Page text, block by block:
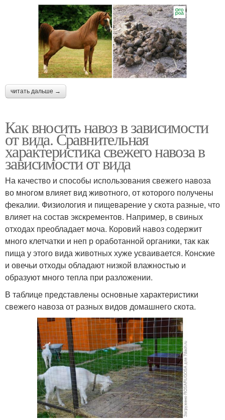
читать дальше →
Как вносить навоз в зависимости
от вида. Сравнительная
характеристика свежего навоза в
зависимости от вида
На качество и способы использования свежего навоза
во многом влияет вид животного, от которого получены
фекалии. Физиология и пищеварение у скота разные, что
влияет на состав экскрементов. Например, в свиных
отходах преобладает моча. Коровий навоз содержит
много клетчатки и неп р оработанной органики, так как
пища у этого вида животных хуже усваивается. Конские
и овечьи отходы обладают низкой влажностью и
образуют много тепла при разложении.
В таблице представлены основные характеристики
свежего навоза от разных видов домашнего скота.